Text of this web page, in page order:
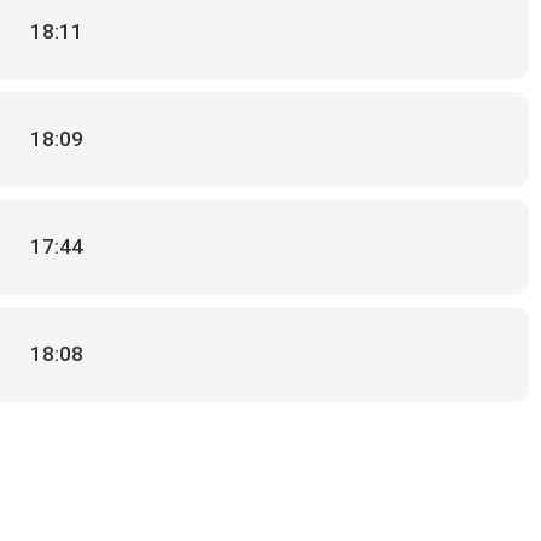
18:11
18:09
17:44
18:08